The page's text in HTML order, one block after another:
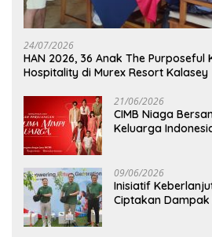
24/07/2026
HAN 2026, 36 Anak The Purposeful
Hospitality di Murex Resort Kalasey
21/06/2026
CIMB Niaga
Keluarga
09/06/2026
Inisiatif
Ciptakan